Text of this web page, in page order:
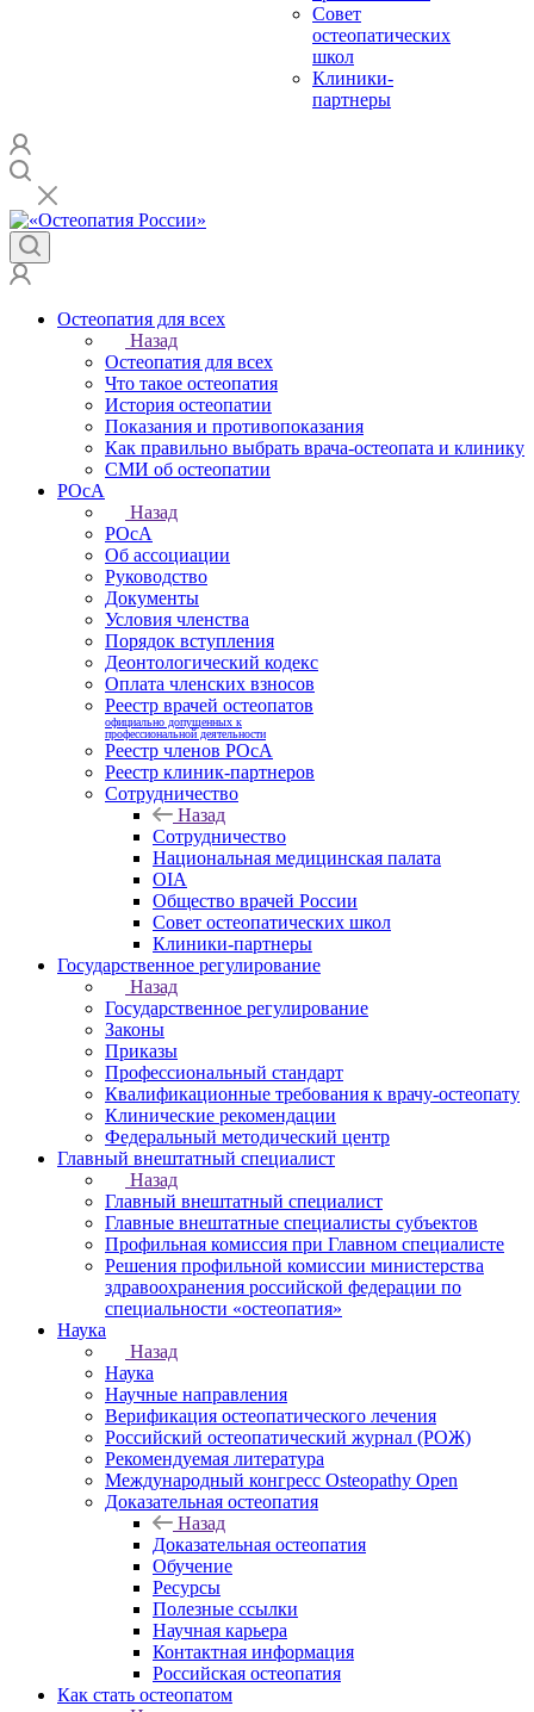
Совет
остеопатических
школ
Клиники-
партнеры
Остеопатия для всех
Назад
Остеопатия для всех
Что такое остеопатия
История остеопатии
Показания и противопоказания
Как правильно выбрать врача-остеопата и клинику
СМИ об остеопатии
РОсА
Назад
РОсА
Об ассоциации
Руководство
Документы
Условия членства
Порядок вступления
Деонтологический кодекс
Оплата членских взносов
Реестр врачей остеопатов
официально допущенных к
профессиональной деятельности
Реестр членов РОсА
Реестр клиник-партнеров
Сотрудничество
Назад
Сотрудничество
Национальная медицинская палата
OIA
Общество врачей России
Совет остеопатических школ
Клиники-партнеры
Государственное регулирование
Назад
Государственное регулирование
Законы
Приказы
Профессиональный стандарт
Квалификационные требования к врачу-остеопату
Клинические рекомендации
Федеральный методический центр
Главный внештатный специалист
Назад
Главный внештатный специалист
Главные внештатные специалисты субъектов
Профильная комиссия при Главном специалисте
Решения профильной комиссии министерства
здравоохранения российской федерации по
специальности «остеопатия»
Наука
Назад
Наука
Научные направления
Верификация остеопатического лечения
Российский остеопатический журнал (РОЖ)
Рекомендуемая литература
Международный конгресс Osteopathy Open
Доказательная остеопатия
Назад
Доказательная остеопатия
Обучение
Ресурсы
Полезные ссылки
Научная карьера
Контактная информация
Российская остеопатия
Как стать остеопатом